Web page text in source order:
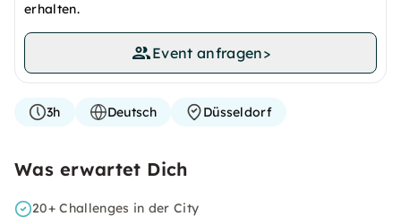
erhalten.
Event anfragen>
3h Deutsch Düsseldorf
Was erwartet Dich
20+ Challenges in der City